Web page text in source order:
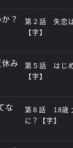
第２話 失恋
【字】
第５話 はじ
【字】
第８話 18歳
に？【字】